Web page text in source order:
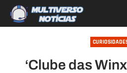
‘Clube das